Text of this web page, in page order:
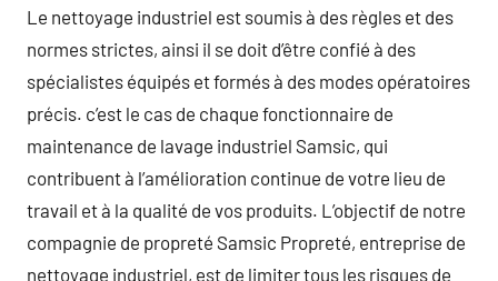
Le nettoyage industriel est soumis à des règles et des
normes strictes, ainsi il se doit d’être confié à des
spécialistes équipés et formés à des modes opératoires
précis. c’est le cas de chaque fonctionnaire de
maintenance de lavage industriel Samsic, qui
contribuent à l’amélioration continue de votre lieu de
travail et à la qualité de vos produits. L’objectif de notre
compagnie de propreté Samsic Propreté, entreprise de
nettoyage industriel, est de limiter tous les risques de